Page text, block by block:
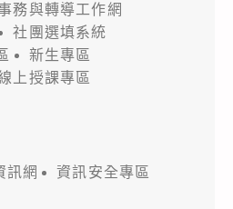
務與轉導工作網
社團選填系統
新生專區
上授課專區
訊網
資訊安全專區